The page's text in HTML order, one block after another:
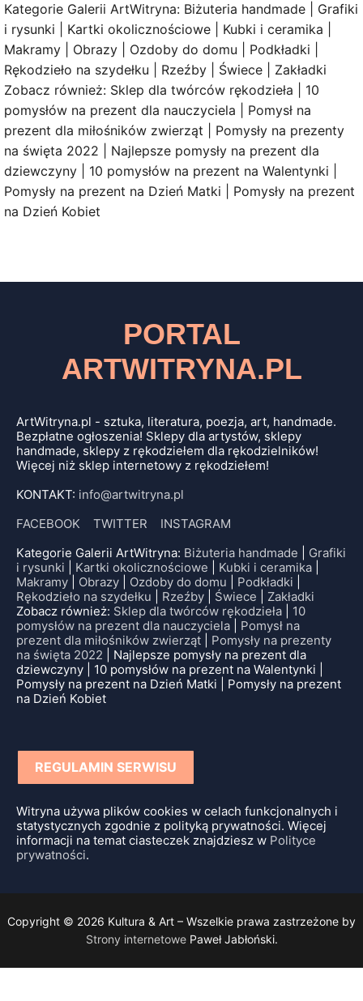
Kategorie Galerii ArtWitryna: Biżuteria handmade | Grafiki
i rysunki | Kartki okolicznościowe | Kubki i ceramika |
Makramy | Obrazy | Ozdoby do domu | Podkładki |
Rękodzieło na szydełku | Rzeźby | Świece | Zakładki
Zobacz również: Sklep dla twórców rękodzieła | 10
pomysłów na prezent dla nauczyciela | Pomysł na
prezent dla miłośników zwierząt | Pomysły na prezenty
na święta 2022 | Najlepsze pomysły na prezent dla
dziewczyny | 10 pomysłów na prezent na Walentynki |
Pomysły na prezent na Dzień Matki | Pomysły na prezent
na Dzień Kobiet
PORTAL
ARTWITRYNA.PL
ArtWitryna.pl - sztuka, literatura, poezja, art, handmade.
Bezpłatne ogłoszenia! Sklepy dla artystów, sklepy
handmade, sklepy z rękodziełem dla rękodzielników!
Więcej niż sklep internetowy z rękodziełem!
KONTAKT: info@artwitryna.pl
FACEBOOK
TWITTER
INSTAGRAM
Kategorie Galerii ArtWitryna: Biżuteria handmade
Grafiki
i rysunki
Kartki okolicznościowe Kubki i ceramika
Makramy
Obrazy Ozdoby do domu Podkładki
Rękodzieło na szydełku
Rzeźby Świece
Zakładki
Zobacz również: Sklep dla twórców rękodzieła
10
pomysłów na prezent dla nauczyciela
Pomysł na
prezent dla miłośników zwierząt
Pomysły na prezenty
na święta 2022 | Najlepsze pomysły na prezent dla
dziewczyny | 10 pomysłów na prezent na Walentynki |
Pomysły na prezent na Dzień Matki | Pomysły na prezent
na Dzień Kobiet
REGULAMIN SERWISU
Witryna używa plików cookies w celach funkcjonalnych i
statystycznych zgodnie z polityką prywatności. Więcej
informacji na temat ciasteczek znajdziesz w Polityce
prywatności.
Copyright © 2026 Kultura & Art – Wszelkie prawa zastrzeżone by
Strony internetowePaweł Jabłoński.